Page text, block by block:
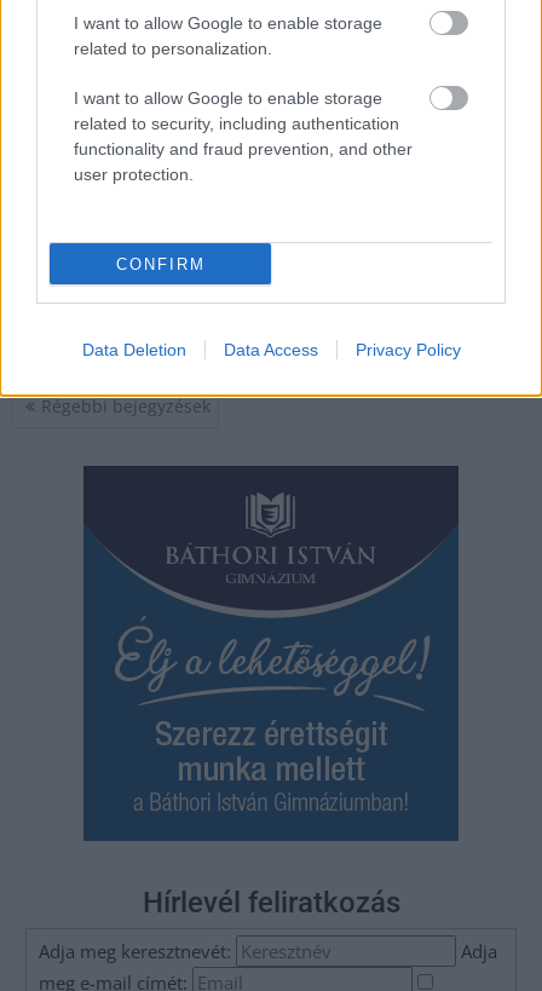
I want to allow Google to enable storage
related to personalization.
I want to allow Google to enable storage
related to security, including authentication
functionality and fraud prevention, and other
user protection.
CONFIRM
Data Deletion Data Access Privacy Policy
luxuskategória felső
vízparti ház most
éppen ezért keltett feltűnést: a tulajdonos 265 millió forintot
kér érte, ráadásul az összeg egy hajót is tartalmaz.
JNSZ megyei hírek abádszalók
ingatlanpiac,Jász-Nagykun-Szolnok megye,luxusingatlan,stég,tisza-tó,
Bejegyzés
Régebbi bejegyzések
Hírlevél feliratkozás
Adja meg keresztnevét:
Adja
meg e-mail címét: